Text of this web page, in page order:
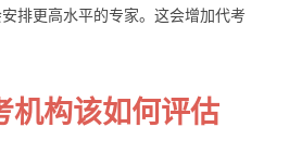
排更高水平的专家。这会增加代考
机构该如何评估